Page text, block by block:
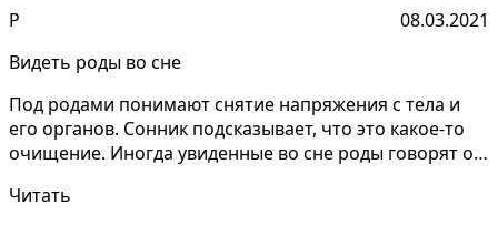
Р
08.03.2021
Видеть роды во сне
Под родами понимают снятие напряжения с тела и
его органов. Сонник подсказывает, что это какое-то
очищение. Иногда увиденные во сне роды говорят о
Читать